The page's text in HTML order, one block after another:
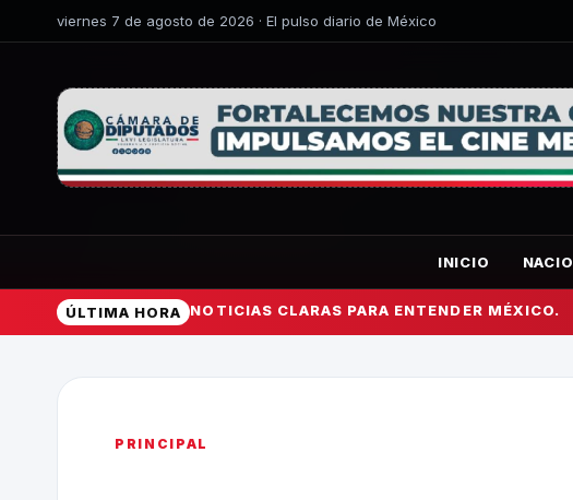
viernes 7 de agosto de 2026 · El pulso diario de México
INICIO
ÚLTIMA HORA NOTICIAS CLARAS PARA ENTENDER MÉXICO.
PRINCIPAL